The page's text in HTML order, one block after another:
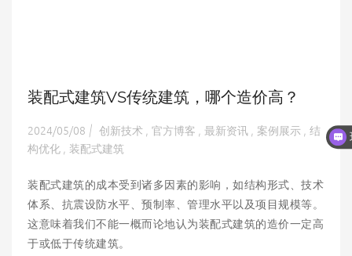
装配式建筑VS传统建筑，哪个造价高？
2024/05/08 | 创新技术 官方博客 最新资讯 案例展示 结
构优化 装配式建筑
装配式建筑的成本受到诸多因素的影响，如结构形式、技术
体系、抗震设防水平、预制率、管理水平以及项目规模等。
这意味着我们不能一概而论地认为装配式建筑的造价一定高
于或低于传统建筑。